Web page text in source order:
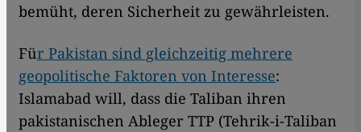
bemüht, deren Sicherheit zu gewährleisten.
Für Pakistan sind gleichzeitig mehrere
geopolitische Faktoren von Interesse:
Islamabad will, dass die Taliban ihren
pakistanischen Ableger TTP (Tehrik-i-Taliban